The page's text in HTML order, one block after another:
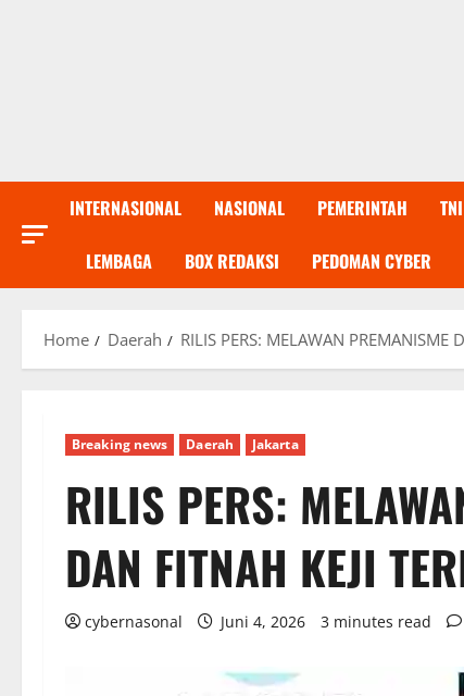
INTERNASIONAL NASIONAL PEMERINTAH TNI
LEMBAGA BOX REDAKSI PEDOMAN CYBER
Home Daerah RILIS PERS: MELAWAN PREMANISME
Breaking news Daerah Jakarta
RILIS PERS:
DAN FITNAH KEJI
cybernasonal Juni 4, 2026 3 minutes read